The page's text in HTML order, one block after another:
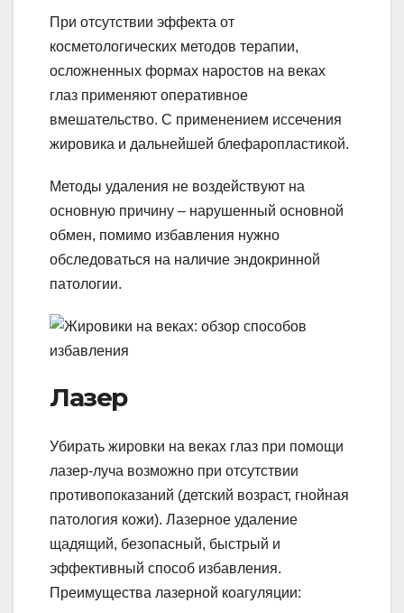
При отсутствии эффекта от
косметологических методов терапии,
осложненных формах наростов на веках
глаз применяют оперативное
вмешательство. С применением иссечения
жировика и дальнейшей блефаропластикой.
Методы удаления не воздействуют на
основную причину – нарушенный основной
обмен, помимо избавления нужно
обследоваться на наличие эндокринной
патологии.
Лазер
Убирать жировки на веках глаз при помощи
лазер-луча возможно при отсутствии
противопоказаний (детский возраст, гнойная
патология кожи). Лазерное удаление
щадящий, безопасный, быстрый и
эффективный способ избавления.
Преимущества лазерной коагуляции: